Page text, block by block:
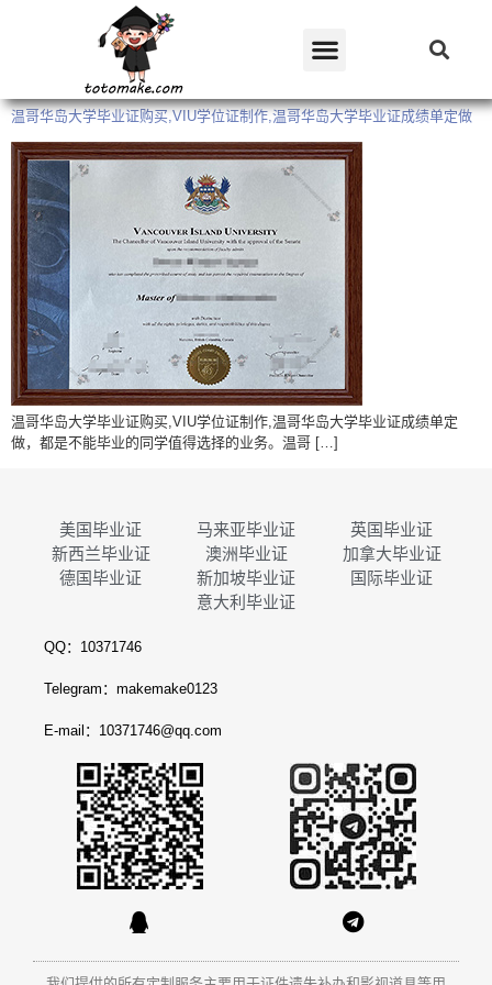
温哥华岛大学毕业证购买,VIU学位证制作,温哥华岛大学毕业证成绩单定做
温哥华岛大学毕业证购买,VIU学位证制作,温哥华岛大学毕业证成绩单定
做，都是不能毕业的同学值得选择的业务。温哥 […]
美国毕业证 马来亚毕业证
英国毕业证
新西兰毕业证
澳洲毕业证
加拿大毕业证
德国毕业证
新加坡毕业证
国际毕业证
意大利毕业证
QQ：10371746
Telegram：makemake0123
E-mail：10371746@qq.com